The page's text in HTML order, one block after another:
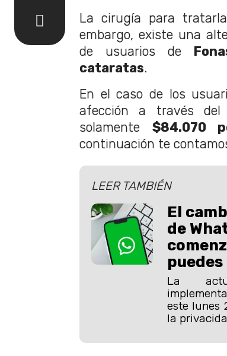
La cirugía para
embargo, existe una
de usuarios de
cataratas.
En el caso de los
afección a través del
solamente $84.070
continuación te
LEER TAMBIÉN
El
de
La
este lunes
la